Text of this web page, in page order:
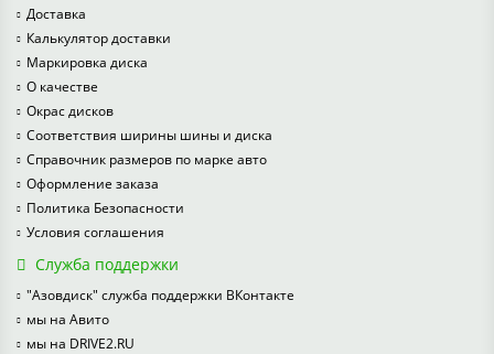
Доставка
Калькулятор доставки
Маркировка диска
О качестве
Окрас дисков
Соответствия ширины шины и диска
Справочник размеров по марке авто
Оформление заказа
Политика Безопасности
Условия соглашения
Служба поддержки
"Азовдиск" служба поддержки ВКонтакте
мы на Авито
мы на DRIVE2.RU